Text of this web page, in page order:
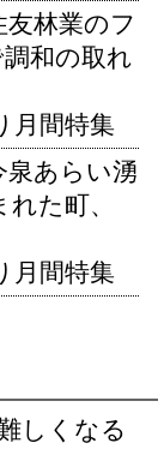
友林業のフ
和の取れ
月間特集
泉あらい湧
た町、
月間特集
しくなる